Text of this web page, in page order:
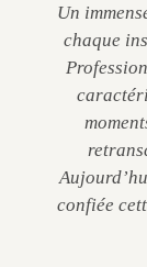
Un
chaque
confiée